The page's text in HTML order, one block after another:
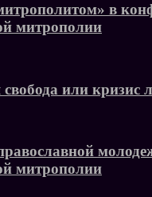
в
митрополии
или кризис
митрополии